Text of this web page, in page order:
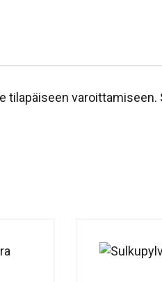
tilapäiseen varoittamiseen.